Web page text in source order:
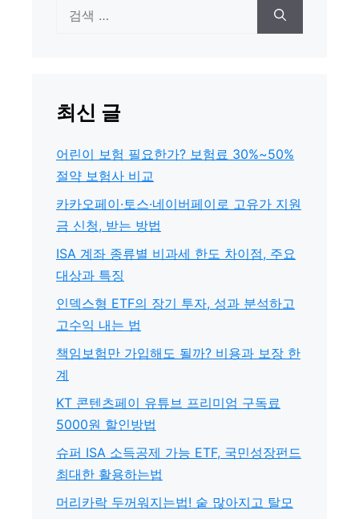
최신 글
어린이 보험 필요한가? 보험료 30%~50%
절약 보험사 비교
카카오페이·토스·네이버페이로 고유가 지원
금 신청, 받는 방법
ISA 계좌 종류별 비과세 한도 차이점, 주요
대상과 특징
인덱스형 ETF의 장기 투자, 성과 분석하고
고수익 내는 법
책임보험만 가입해도 될까? 비용과 보장 한
계
KT 콘텐츠페이 유튜브 프리미엄 구독료
5000원 할인방법
슈퍼 ISA 소득공제 가능 ETF, 국민성장펀드
최대한 활용하는법
머리카락 두꺼워지는법! 숱 많아지고 탈모